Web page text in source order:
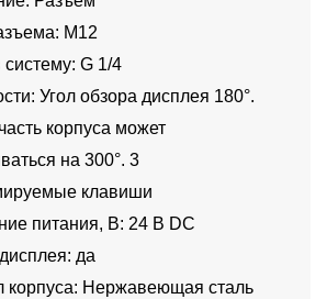
M12
G 1/4
Угол обзора дисплея 180°.
корпуса может
на 300°. 3
клавиши
питания, В: 24 В DC
да
корпуса: Нержавеющая сталь